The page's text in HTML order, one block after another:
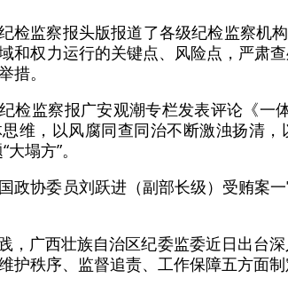
检监察报头版报道了各级纪检监察机
和权力运行的关键点、风险点，严肃
措。
检监察报广安观潮专栏发表评论《一
维，以风腐同查同治不断激浊扬清，
塌方”。
政协委员刘跃进（副部长级）受贿案
，广西壮族自治区纪委监委近日出台
护秩序、监督追责、工作保障五方面